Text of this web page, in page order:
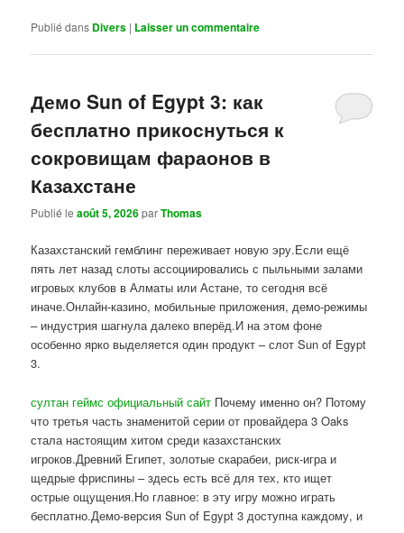
Publié dans Divers | Laisser un commentaire
Демо Sun of Egypt 3: как
бесплатно прикоснуться к
сокровищам фараонов в
Казахстане
Publié leaoût 5, 2026parThomas
Казахстанский гемблинг переживает новую эру.Если ещё
пять лет назад слоты ассоциировались с пыльными залами
игровых клубов в Алматы или Астане, то сегодня всё
иначе.Онлайн-казино, мобильные приложения, демо-режимы
– индустрия шагнула далеко вперёд.И на этом фоне
особенно ярко выделяется один продукт – слот Sun of Egypt
3.
султан геймс официальный сайт Почему именно он? Потому
что третья часть знаменитой серии от провайдера 3 Oaks
стала настоящим хитом среди казахстанских
игроков.Древний Египет, золотые скарабеи, риск-игра и
щедрые фриспины – здесь есть всё для тех, кто ищет
острые ощущения.Но главное: в эту игру можно играть
бесплатно.Демо-версия Sun of Egypt 3 доступна каждому, и